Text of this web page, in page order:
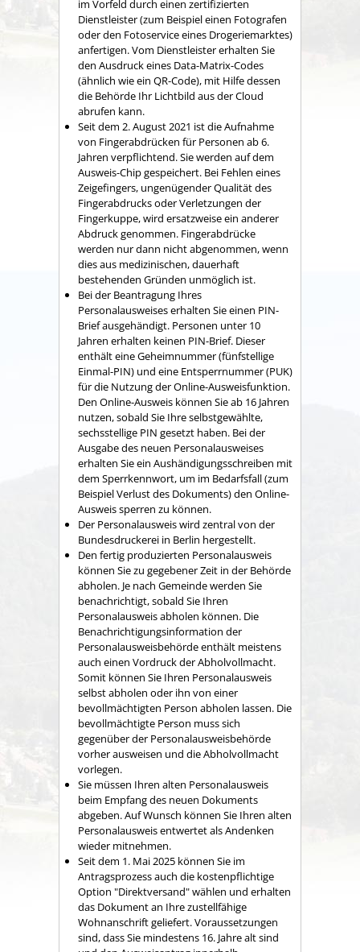
im Vorfeld durch einen zertifizierten
Dienstleister (zum Beispiel einen Fotografen
oder den Fotoservice eines Drogeriemarktes)
anfertigen. Vom Dienstleister erhalten Sie
den Ausdruck eines Data-Matrix-Codes
(ähnlich wie ein QR-Code), mit Hilfe dessen
die Behörde Ihr Lichtbild aus der Cloud
abrufen kann.
Seit dem 2. August 2021 ist die Aufnahme
von Fingerabdrücken für Personen ab 6.
Jahren verpflichtend. Sie werden auf dem
Ausweis-Chip gespeichert. Bei Fehlen eines
Zeigefingers, ungenügender Qualität des
Fingerabdrucks oder Verletzungen der
Fingerkuppe, wird ersatzweise ein anderer
Abdruck genommen. Fingerabdrücke
werden nur dann nicht abgenommen, wenn
dies aus medizinischen, dauerhaft
bestehenden Gründen unmöglich ist.
Beider Beantragung Ihres
Personalausweiseserhalten Sieeinen PIN-
Briefausgehändigt. Personen unter 10
Jahren erhalten keinen PIN-Brief. Dieser
enthält eineGeheimnummer(fünfstellige
Einmal-PIN) und eine Entsperrnummer (PUK)
für die Nutzung der Online-Ausweisfunktion.
Den Online-Ausweis können Sie ab 16 Jahren
nutzen, sobald Sie Ihre selbstgewählte,
sechsstellige PIN gesetzt haben. Bei der
Ausgabe des neuen Personalausweises
erhalten Sie ein Aushändigungsschreiben mit
dem Sperrkennwort, um im Bedarfsfall (zum
Beispiel Verlust des Dokuments) den Online-
Ausweis sperren zu können.
Der Personalausweis wird zentral von der
Bundesdruckerei in Berlin hergestellt.
Den fertig produzierten Personalausweis
können Sie zu gegebener Zeit in der Behörde
abholen. Je nach Gemeinde werden Sie
benachrichtigt, sobald Sie Ihren
Personalausweis abholen können. Die
Benachrichtigungsinformation der
Personalausweisbehörde enthält meistens
auch einen Vordruck der Abholvollmacht.
Somit können Sie Ihren Personalausweis
selbst abholen oder ihn von einer
bevollmächtigten Person abholen lassen. Die
bevollmächtigte Person muss sich
gegenüber der Personalausweisbehörde
vorher ausweisen und die Abholvollmacht
vorlegen.
Sie müssen Ihren alten Personalausweis
beim Empfang des neuen Dokuments
abgeben. Auf Wunsch können Sie Ihren alten
Personalausweis entwertet als Andenken
wieder mitnehmen.
Seit dem 1. Mai 2025 können Sie im
Antragsprozess auch die kostenpflichtige
Option "Direktversand" wählen und erhalten
das Dokument an Ihre zustellfähige
Wohnanschrift geliefert.Voraussetzungen
sind, dass Sie mindestens 16. Jahre alt sind